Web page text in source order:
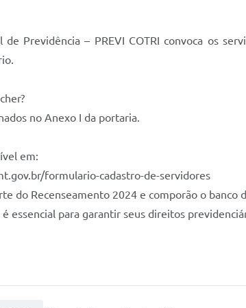
Previdência – PREVI COTRI convoca os
no Anexo I da portaria.
em:
formulario-cadastro-de-servidores
do Recenseamento 2024 e comporão o banco
essencial para garantir seus direitos